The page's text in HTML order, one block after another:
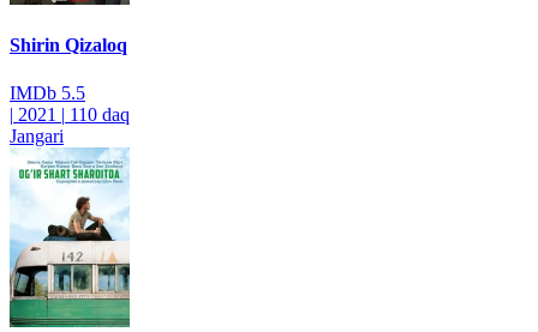
Shirin Qizaloq
IMDb 5.5
| 2021 | 110 daq
Jangari